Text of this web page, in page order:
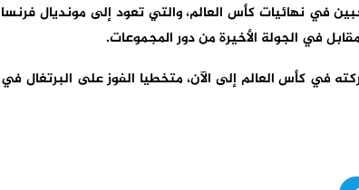
في نهائيات كأس العالم، والتي تعود إلى مونديال فرنسا
في كأس العالم إلى الآن، متخطيا الفوز على البرتغال في